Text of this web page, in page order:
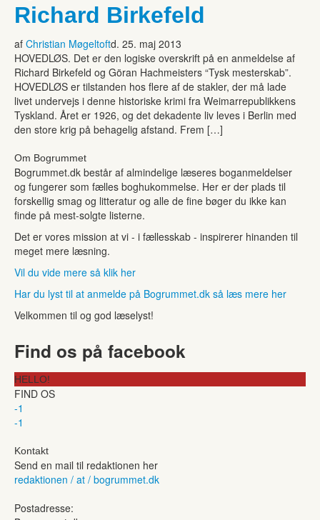
Richard Birkefeld
af Christian Møgeltoftd. 25. maj 2013
HOVEDLØS. Det er den logiske overskrift på en anmeldelse af
Richard Birkefeld og Göran Hachmeisters “Tysk mesterskab”.
HOVEDLØS er tilstanden hos flere af de stakler, der må lade
livet undervejs i denne historiske krimi fra Weimarrepublikkens
Tyskland. Året er 1926, og det dekadente liv leves i Berlin med
den store krig på behagelig afstand. Frem […]
Om Bogrummet
Bogrummet.dk består af almindelige læseres boganmeldelser
og fungerer som fælles boghukommelse. Her er der plads til
forskellig smag og litteratur og alle de fine bøger du ikke kan
finde på mest-solgte listerne.
Det er vores mission at vi - i fællesskab - inspirerer hinanden til
meget mere læsning.
Vil du vide mere så klik her
Har du lyst til at anmelde på Bogrummet.dk så læs mere her
Velkommen til og god læselyst!
Find os på facebook
HELLO!
FIND OS
-1
-1
Kontakt
Send en mail til redaktionen her
redaktionen / at / bogrummet.dk
Postadresse: